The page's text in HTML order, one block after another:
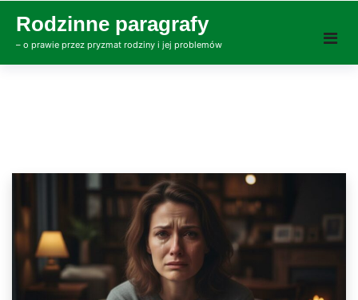
content
Rodzinne paragrafy
– o prawie przez pryzmat rodziny i jej problemów